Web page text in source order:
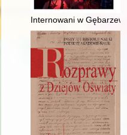
Internowani w Gębarzewie